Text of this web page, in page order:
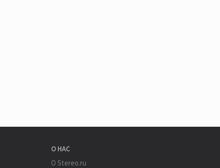
О НАС
О Stereo.ru